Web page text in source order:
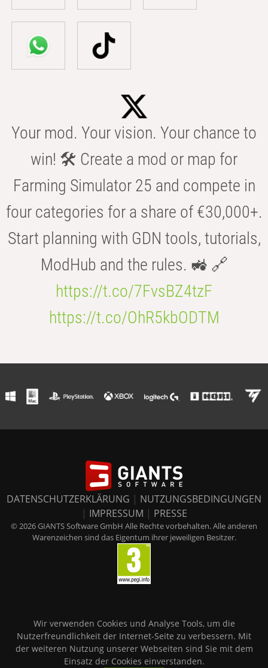
Your mod. Your vision. Your chance to
win! 🛠️ Create a mod or map for
Farming Simulator 25 and compete in
four categories for a share of €30,000+.
Start planning with GDN tools, tutorials,
ModHub and the rules. 🚜 🔗
https://t.co/7FvsBZ4tzF
https://t.co/OhR5kbODTM
DATENSCHUTZERKLÄRUNG | NUTZUNGSBEDINGUNGEN
| IMPRESSUM | PRESSE
© 2026 GIANTS Software GmbH Alle Rechte vorbehalten. Alle anderen
Warenzeichen sind das Eigentum ihrer jeweiligen Besitzer.
Wir verwenden Cookies und Analyse Tools, um die
Nutzerfreundlichkeit der Internet-Seite zu verbessern. Mit
der weiteren Nutzung unserer Webseiten sind Sie mit dem
Einsatz der Cookies einverstanden.